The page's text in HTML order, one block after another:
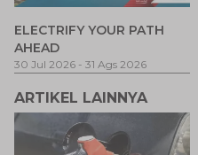
ELECTRIFY YOUR PATH
AHEAD
30 Jul 2026 - 31 Ags 2026
ARTIKEL LAINNYA